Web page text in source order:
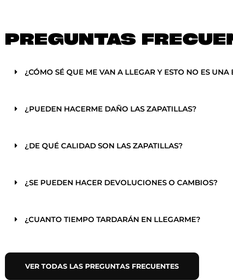
PREGUNTAS
¿CÓMO SÉ QUE ME VAN A LLEGAR Y ESTO NO ES UNA
¿PUEDEN HACERME DAÑO LAS ZAPATILLAS?
¿DE QUÉ CALIDAD SON LAS ZAPATILLAS?
¿SE PUEDEN HACER DEVOLUCIONES O CAMBIOS?
¿CUANTO TIEMPO TARDARÁN EN LLEGARME?
VER TODAS LAS PREGUNTAS FRECUENTES